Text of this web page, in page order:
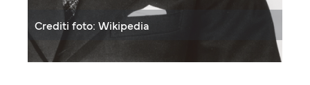
Crediti foto: Wikipedia